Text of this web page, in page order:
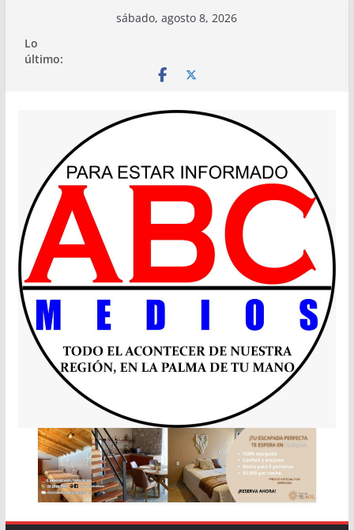
contenido
sábado, agosto 8, 2026
Lo
último: